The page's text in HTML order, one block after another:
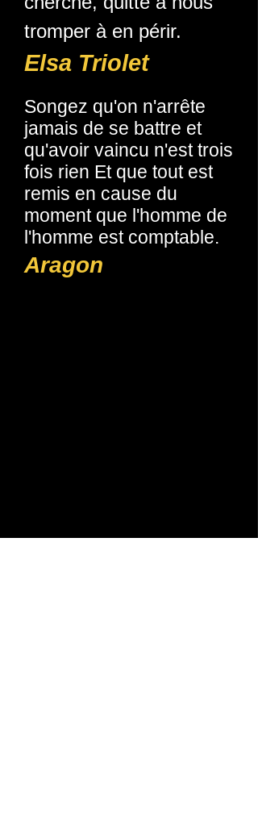
tromper à en périr.
Elsa Triolet
Songez qu'on n'arrête
jamais de se battre et
qu'avoir vaincu n'est trois
fois rien Et que tout est
remis en cause du
moment que l'homme de
l'homme est comptable.
Aragon